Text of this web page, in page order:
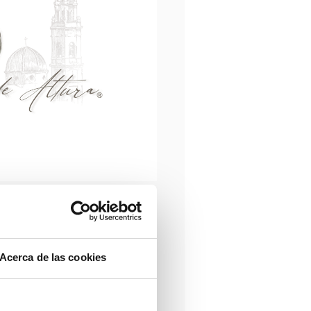
Acerca de las cookies
C/Galicia, 16